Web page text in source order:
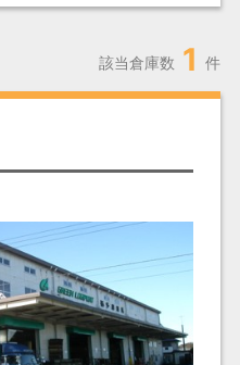
該当倉庫数 1 件